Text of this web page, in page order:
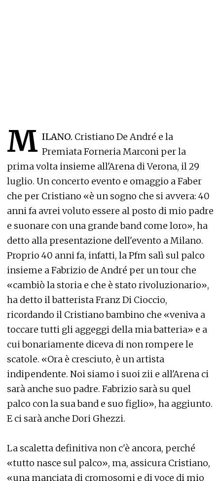
M ILANO. Cristiano De André e la
Premiata Forneria Marconi per la
prima volta insieme all'Arena di Verona, il 29
luglio. Un concerto evento e omaggio a Faber
che per Cristiano «è un sogno che si avvera: 40
anni fa avrei voluto essere al posto di mio padre
e suonare con una grande band come loro», ha
detto alla presentazione dell'evento a Milano.
Proprio 40 anni fa, infatti, la Pfm salì sul palco
insieme a Fabrizio de André per un tour che
«cambiò la storia e che è stato rivoluzionario»,
ha detto il batterista Franz Di Cioccio,
ricordando il Cristiano bambino che «veniva a
toccare tutti gli aggeggi della mia batteria» e a
cui bonariamente diceva di non rompere le
scatole. «Ora è cresciuto, è un artista
indipendente. Noi siamo i suoi zii e all'Arena ci
sarà anche suo padre. Fabrizio sarà su quel
palco con la sua band e suo figlio», ha aggiunto.
E ci sarà anche Dori Ghezzi.
La scaletta definitiva non c'è ancora, perché
«tutto nasce sul palco», ma, assicura Cristiano,
«una manciata di cromosomi e di voce di mio